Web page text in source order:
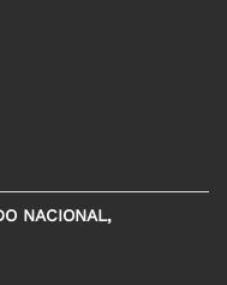
NACIONAL,